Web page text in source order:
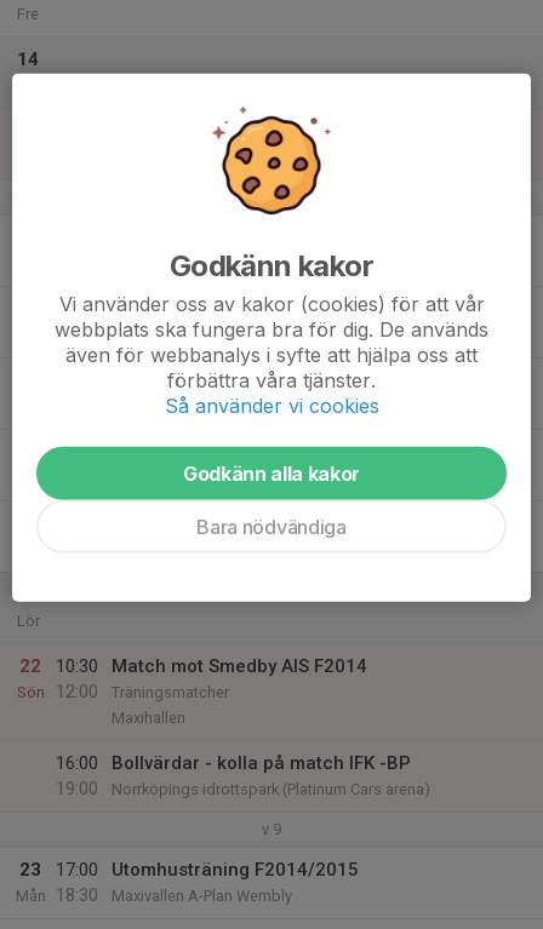
Fre
14
Inomhusträning
v.8
Tor
17:00
Inomhusträning
Maxihallen
Lör
22
Sön
10:30
12:00
Match mot Smedby AIS F2014
Träningsmatcher
Maxihallen
16:00
19:00
Bollvärdar - kolla på match IFK -BP
Norrköpings idrottspark (Platinum Cars arena)
v.9
23
Mån
17:00
18:30
Utomhusträning F2014/2015
Maxivallen A-Plan Wembly
Godkänn kakor
Vi använder oss av kakor (cookies) för att vår
webbplats ska fungera bra för dig. De används
även för webbanalys i syfte att hjälpa oss att
förbättra våra tjänster.
Så använder vi cookies
Godkänn alla kakor
Bara nödvändiga